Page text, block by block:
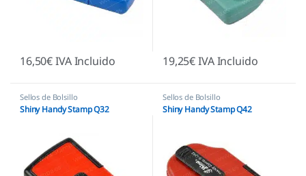
16,50€IVA Incluido 19,25€IVA Incluido
Sellos de Bolsillo
Shiny Handy Stamp Q32
Sellos de Bolsillo
Shiny Handy Stamp Q42